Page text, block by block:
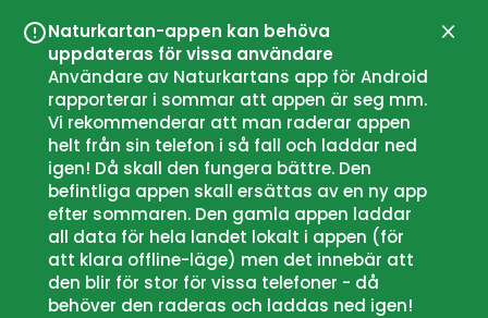
Naturkartan-appen kan behöva
uppdateras för vissa användare
Användare av Naturkartans app för Android
rapporterar i sommar att appen är seg mm.
Vi rekommenderar att man raderar appen
helt från sin telefon i så fall och laddar ned
igen! Då skall den fungera bättre. Den
befintliga appen skall ersättas av en ny app
efter sommaren. Den gamla appen laddar
all data för hela landet lokalt i appen (för
att klara offline-läge) men det innebär att
den blir för stor för vissa telefoner - då
behöver den raderas och laddas ned igen!